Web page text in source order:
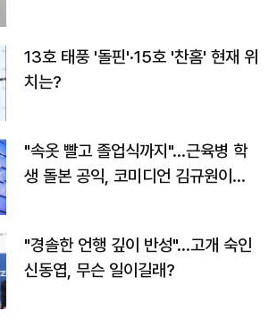
13호 태풍 '돌핀'·15호 '찬홈' 현재 위
치는?
"속옷 빨고 졸업식까지"…근육병 학
생 돌본 공익, 코미디언 김규원이었
"경솔한 언행 깊이 반성"…고개 숙인
신동엽, 무슨 일이길래?